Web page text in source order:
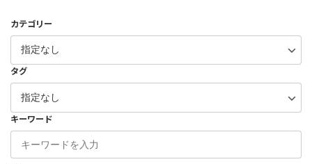
カテゴリー
タグ
キーワード